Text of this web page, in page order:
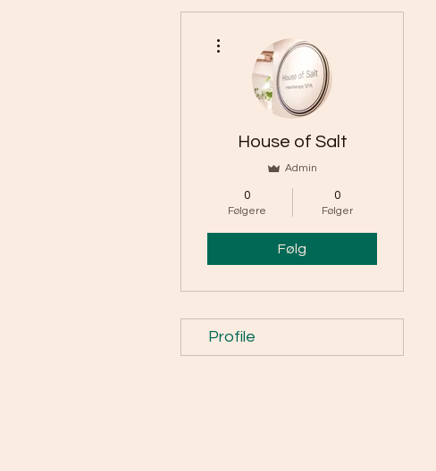
House of Salt
Admin
0
Følgere
0
Følger
Følg
Profile